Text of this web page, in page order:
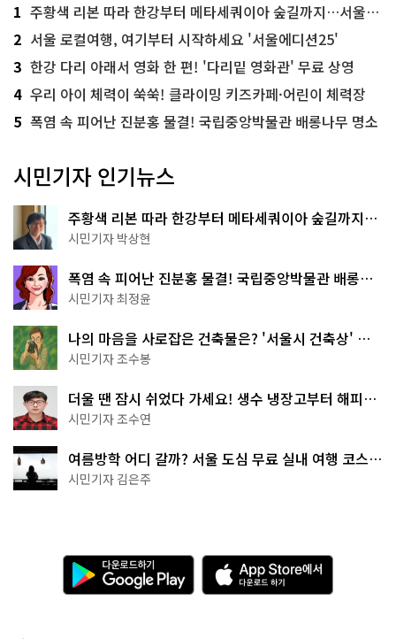
1 주황색 리본 따라 한강부터 메타세쿼이아 숲길까지…서울둘레길 15코스
2 서울 로컬여행, 여기부터 시작하세요 '서울에디션25'
3 한강 다리 아래서 영화 한 편! '다리밑 영화관' 무료 상영
4 우리 아이 체력이 쑥쑥! 클라이밍 키즈카페·어린이 체력장
5 폭염 속 피어난 진분홍 물결! 국립중앙박물관 배롱나무 명소
시민기자 인기뉴스
주황색 리본 따라 한강부터 메타세쿼이아 숲길까지…
서울둘레길 15코스
시민기자 박상현
폭염 속 피어난 진분홍 물결! 국립중앙박물관 배롱나
무 명소
시민기자 최정윤
나의 마음을 사로잡은 건축물은? '서울시 건축상' 수
상작 공개!
시민기자 조수봉
더울 땐 잠시 쉬었다 가세요! 생수 냉장고부터 해피소
·무더위쉼터까지
시민기자 조수연
여름방학 어디 갈까? 서울 도심 무료 실내 여행 코스
추천
시민기자 김은주
다
운
로
A
p
p